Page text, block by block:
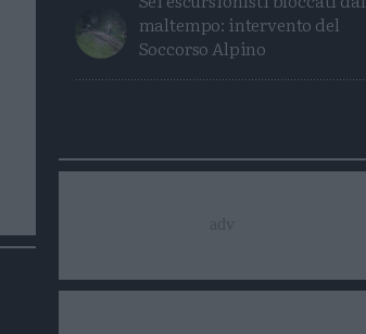
maltempo: intervento del
Soccorso Alpino